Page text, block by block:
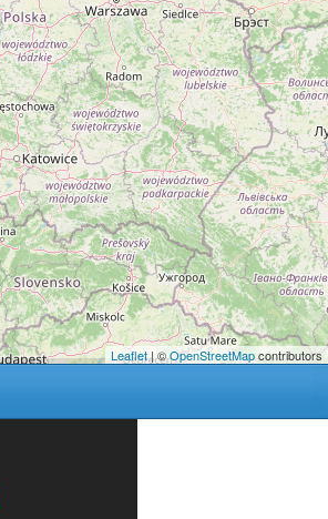
Leaflet| ©OpenStreetMapcontributors